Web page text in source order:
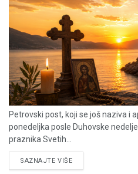
Petrovski post, koji se još naziva i
ponedeljka posle Duhovske
praznika Svetih...
SAZNAJTE VIŠEDETAILS